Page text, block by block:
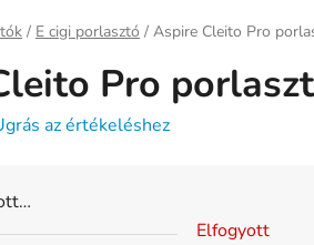
/ E cigi porlasztó / Aspire Cleito Pro
Pro
az értékeléshez
Elfogyott